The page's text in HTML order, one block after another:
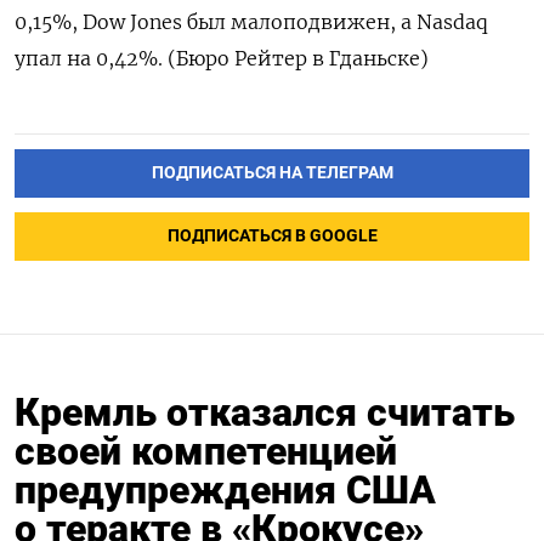
0,15%, Dow Jones был малоподвижен, а Nasdaq
упал на 0,42%. (Бюро Рейтер в Гданьске)
ПОДПИСАТЬСЯ НА ТЕЛЕГРАМ
ПОДПИСАТЬСЯ В GOOGLE
Кремль отказался считать
своей компетенцией
предупреждения США
о теракте в «Крокусе»